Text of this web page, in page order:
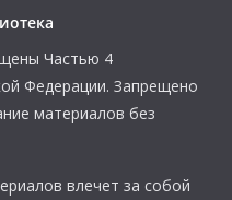
Частью 4
Федерации. Запрещено
материалов без
влечет за собой